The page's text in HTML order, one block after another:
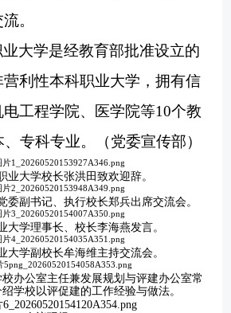
。
大学是经教育部批准设立的
利性本科职业大学 ，拥有信
工程学院、医学院等10个教
专科专业。（党委宣传部）
业大学校长张洪田致欢迎辞。
委副书记、执行校长郑兵出席交流会。
大学理事长、校长李海燕发言。
大学副校长牟海维主持交流会。
办公室主任兼发展规划与评建办公室常
学校以评促建的工作经验与做法。